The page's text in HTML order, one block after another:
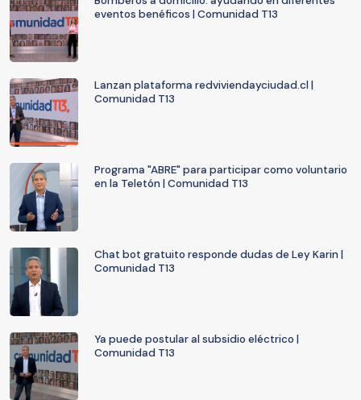
eventos benéficos | Comunidad T13
Lanzan plataforma redviviendayciudad.cl |
Comunidad T13
Programa "ABRE" para participar como voluntario
en la Teletón | Comunidad T13
Chat bot gratuito responde dudas de Ley Karin |
Comunidad T13
Ya puede postular al subsidio eléctrico |
Comunidad T13